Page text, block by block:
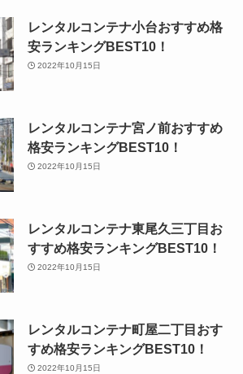
レンタルコンテナ小台おすすめ格
安ランキングBEST10！
2022年10月15日
レンタルコンテナ宮ノ前おすすめ
格安ランキングBEST10！
2022年10月15日
レンタルコンテナ東尾久三丁目お
すすめ格安ランキングBEST10！
2022年10月15日
レンタルコンテナ町屋二丁目おす
すめ格安ランキングBEST10！
2022年10月15日